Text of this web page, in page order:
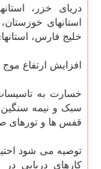
دریای خزر،
خلیج فارس،
افزایش ارتفاع موج بین ۲ تا ۳ متر مخاطره این پدیده
خسارت به
سبک و نیمه سنگین
قفس ها و تورهای
توصیه می شود
کارهای دریایی